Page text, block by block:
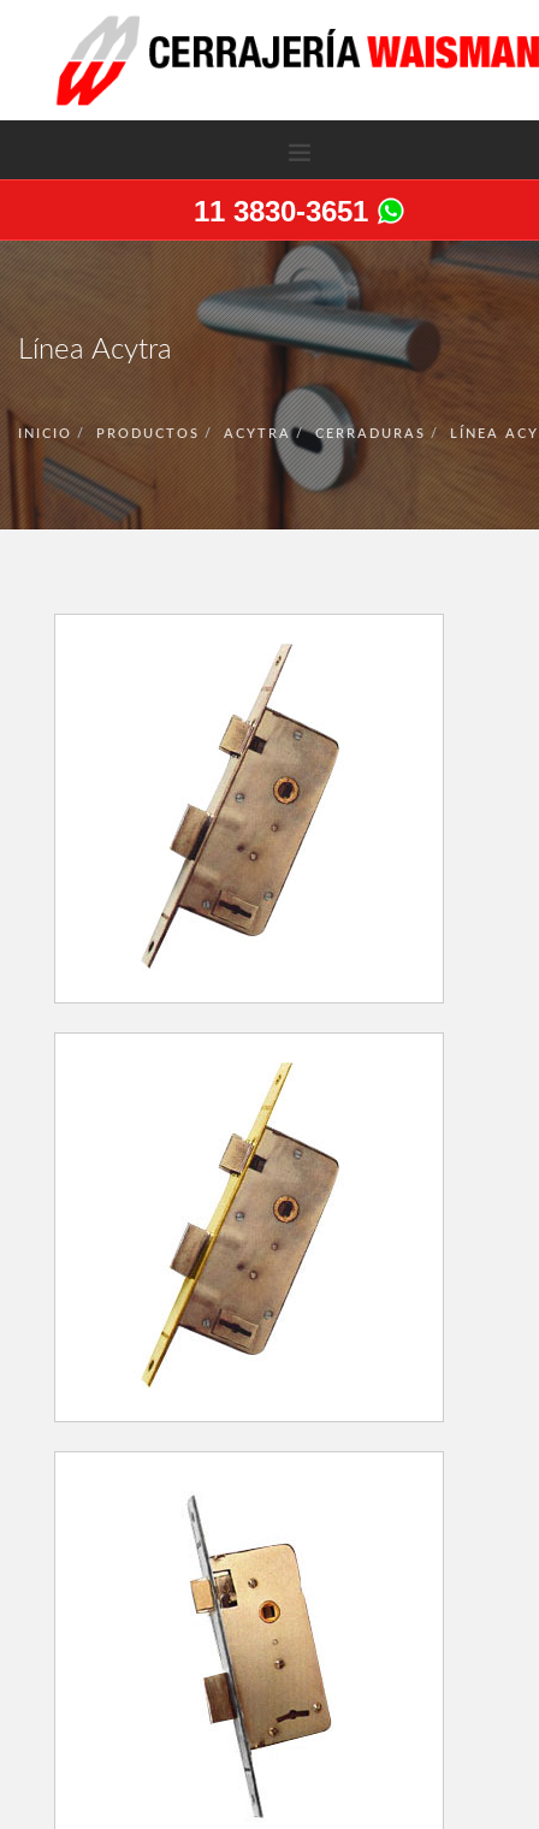
LA EMPRESA
SERVICIOS
PRODUCTOS
NOVEDADES
PERSIANAS METALICAS
11 3830-3651
Línea Acytra
INICIO PRODUCTOS ACYTRA CERRADURAS LÍNEA